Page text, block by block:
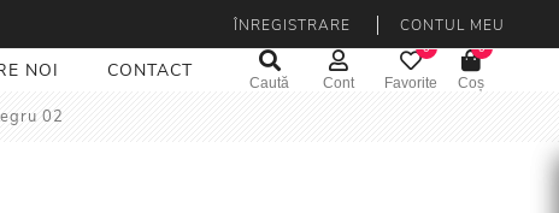
ÎNREGISTRARE CONTUL MEU
NOI CONTACT
Caută Cont Favorite
0
Coș
0
02